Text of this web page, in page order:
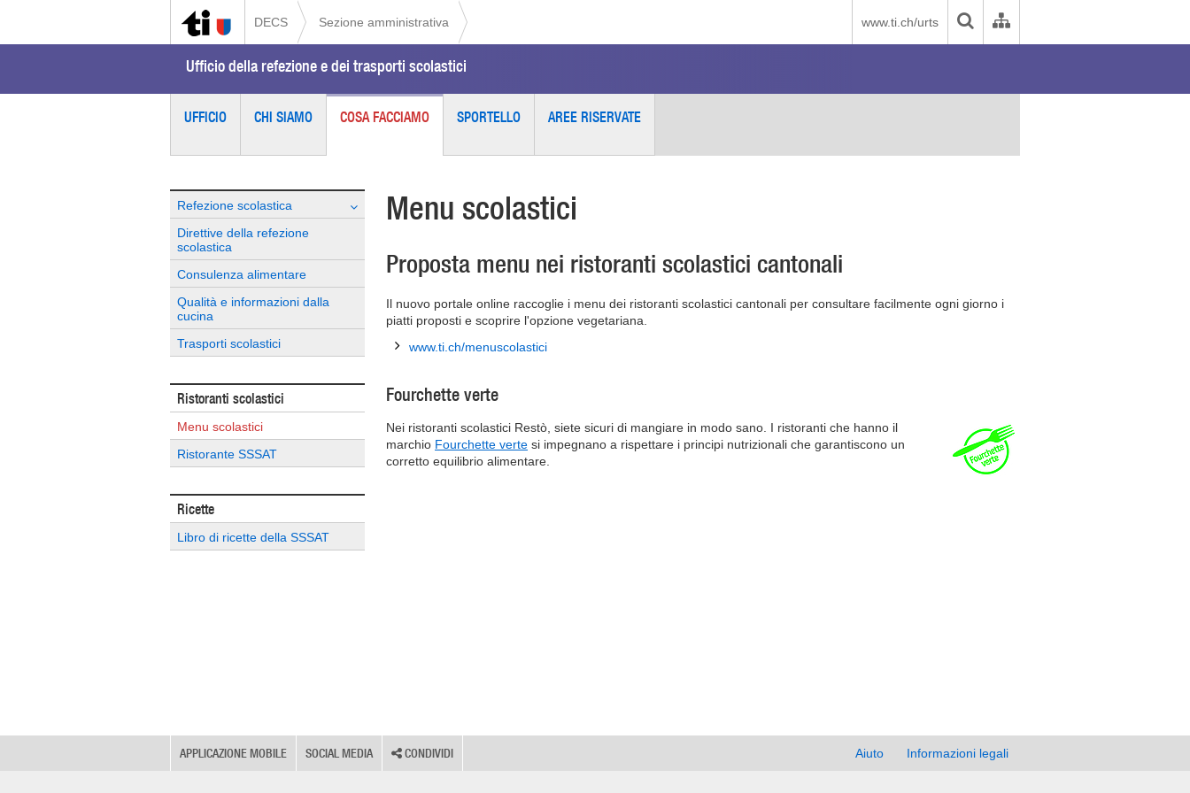
DECS Sezione amministrativa www.ti.ch/urts
Ufficio della refezione e dei trasporti scolastici
UFFICIO CHI SIAMO COSA FACCIAMO SPORTELLO AREE RISERVATE
Refezione scolastica
Direttive della refezione
scolastica
Consulenza alimentare
Qualità e informazioni dalla
cucina
Trasporti scolastici
Ristoranti scolastici
Menu scolastici
Ristorante SSSAT
Ricette
Libro di ricette della SSSAT
Menu scolastici
Proposta menu nei ristoranti scolastici cantonali
Il nuovo portale online raccoglie i menu dei ristoranti scolastici cantonali per consultare facilmente ogni giorno i
piatti proposti e scoprire l'opzione vegetariana.
www.ti.ch/menuscolastici
Fourchette verte
Nei ristoranti scolastici Restò, siete sicuri di mangiare in modo sano. I ristoranti che hanno il
marchio Fourchette verte si impegnano a rispettare i principi nutrizionali che garantiscono un
corretto equilibrio alimentare.
APPLICAZIONE MOBILE SOCIAL MEDIA CONDIVIDI Aiuto Informazioni legali